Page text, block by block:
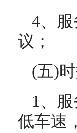
4、
议；
(五)
1、
低车速